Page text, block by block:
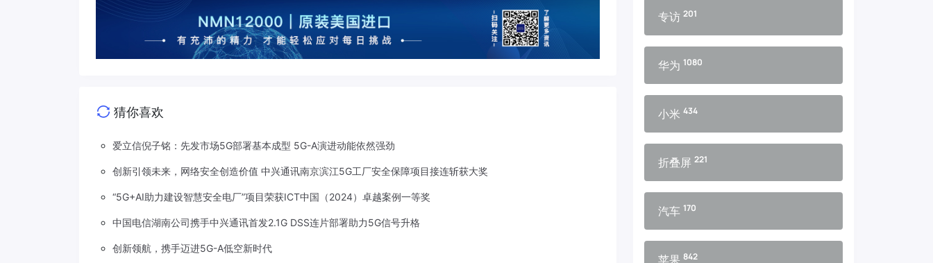
猜你喜欢
爱立信倪子铭：先发市场5G部署基本成型 5G-A演进动能依然强劲
创新引领未来，网络安全创造价值 中兴通讯南京滨江5G工厂安全保障项目接连斩获大奖
“5G+AI助力建设智慧安全电厂”项目荣获ICT中国（2024）卓越案例一等奖
中国电信湖南公司携手中兴通讯首发2.1G DSS连片部署助力5G信号升格
创新领航，携手迈进5G-A低空新时代
专访 201
华为 1080
小米 434
折叠屏 221
汽车 170
苹果 842